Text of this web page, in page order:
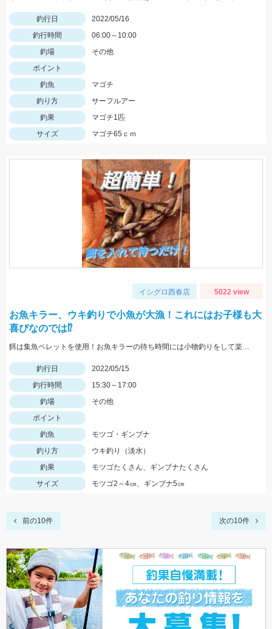
釣行日
2022/05/16
釣行時間
06:00～10:00
釣場
その他
ポイント
釣魚
マゴチ
釣り方
サーフルアー
釣果
マゴチ1匹
サイズ
マゴチ65ｃｍ
イシグロ西春店 5022 view
お魚キラー、ウキ釣りで小魚が大漁！これにはお子様も大
喜びなのでは⁉
餌は集魚ペレットを使用！お魚キラーの待ち時間には小物釣りをして楽しみましょう！
釣行日
2022/05/15
釣行時間
15:30～17:00
釣場
その他
ポイント
釣魚
モツゴ・ギンブナ
釣り方
ウキ釣り（淡水）
釣果
モツゴたくさん、ギンブナたくさん
サイズ
モツゴ2～4㎝、ギンブナ5㎝
前の10件 次の10件